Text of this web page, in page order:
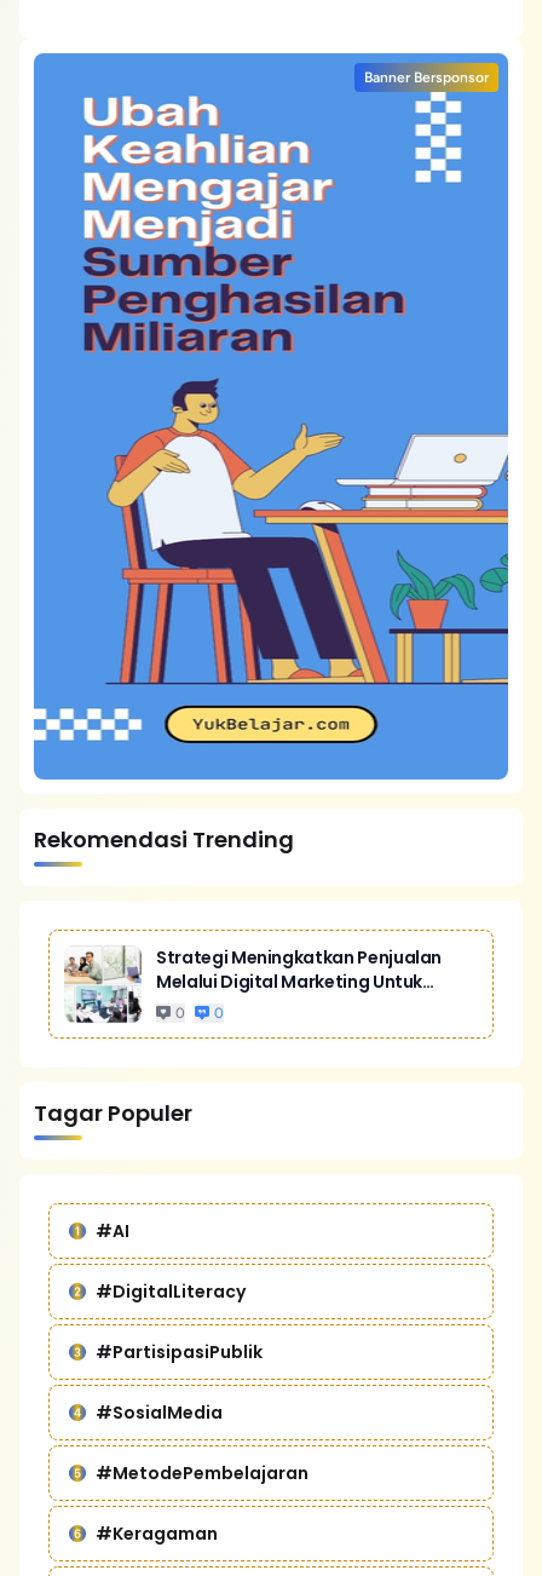
Banner Bersponsor
Rekomendasi Trending
Strategi Meningkatkan Penjualan
Melalui Digital Marketing Untuk
Bisnis Yang Lebih Kompetitif
0 0
Tagar Populer
#AI
#DigitalLiteracy
#PartisipasiPublik
#SosialMedia
#MetodePembelajaran
#Keragaman